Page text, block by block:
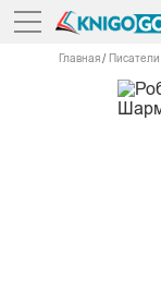
Главная Писатели